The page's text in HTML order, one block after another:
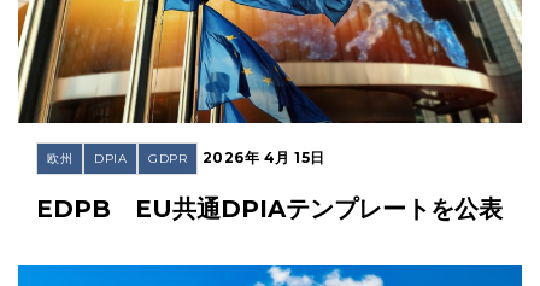
欧州 DPIA GDPR 2026年 4月 15日
EDPB EU共通DPIAテンプレートを公表